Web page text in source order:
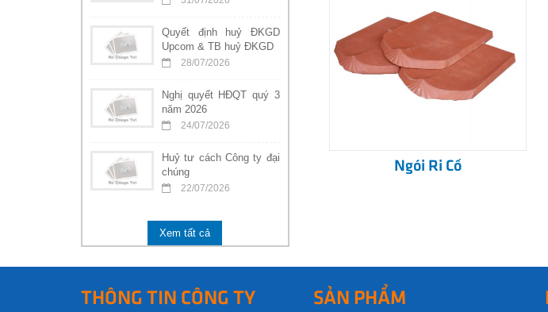
Quyết định huỷ ĐKGD
Upcom & TB huỷ ĐKGD
28/07/2026
Nghị quyết HĐQT quý 3
năm 2026
24/07/2026
Huỷ tư cách Công ty đại
chúng
22/07/2026
Xem tất cả
Ngói Ri Cổ
THÔNG TIN CÔNG TY SẢN PHẨM